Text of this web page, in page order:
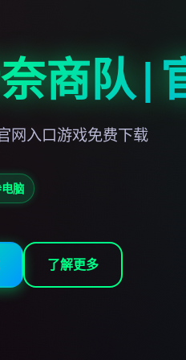
商队|
网入口游戏免费下载
脑
了解更多